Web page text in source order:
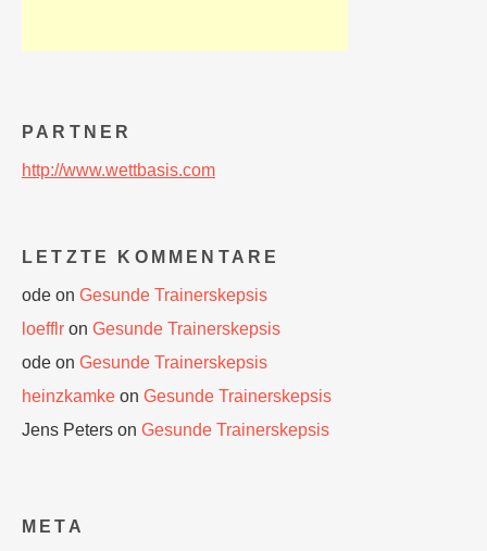
PARTNER
http://www.wettbasis.com
LETZTE KOMMENTARE
ode on Gesunde Trainerskepsis
loefflr on Gesunde Trainerskepsis
ode on Gesunde Trainerskepsis
heinzkamke on Gesunde Trainerskepsis
Jens Peters on Gesunde Trainerskepsis
META